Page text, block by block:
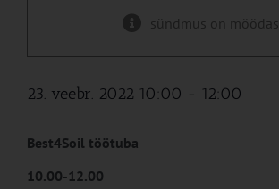
sündmus on möödas
23. veebr. 2022 10:00 - 12:00
Best4Soil töötuba
10.00-12.00